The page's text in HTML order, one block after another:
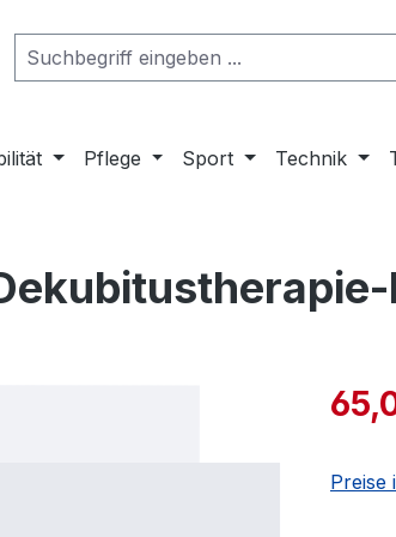
Pflege Sport Technik
Preise